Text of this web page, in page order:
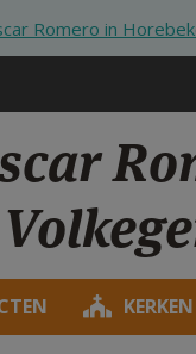
Romero in